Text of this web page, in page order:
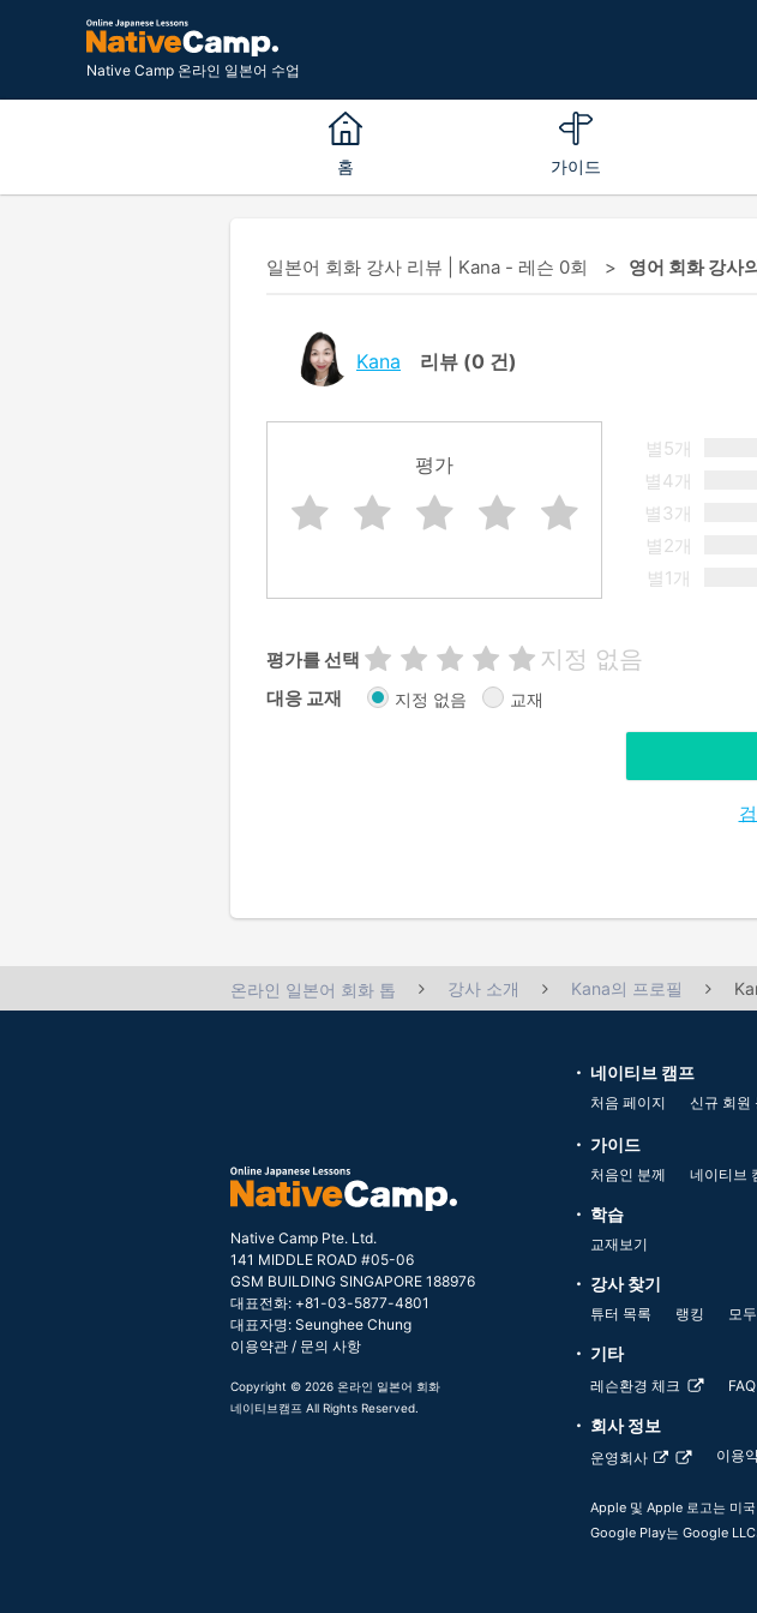
Native Camp 온라인 일본어 수업
홈 가이드
일본어 회화 강사 리뷰 | Kana - 레슨 0회 영어 회화 강사
Kana 리뷰 (0 건)
평가
별5개
별4개
별3개
별2개
별1개
평가를 선택 지정 없음
대응 교재 지정 없음 교재
온라인 일본어 회화 톱 강사 소개 Kana의 프로필
Native Camp Pte. Ltd.
141 MIDDLE ROAD #05-06
GSM BUILDING SINGAPORE 188976
대표전화: +81-03-5877-4801
대표자명: Seunghee Chung
이용약관 / 문의 사항
Copyright © 2026 온라인 일본어 회화
네이티브캠프 All Rights Reserved.
네이티브 캠프
처음 페이지 신규 회원
가이드
처음인 분께 네이티브
학습
교재보기
강사 찾기
튜터 목록 랭킹 모
기타
레슨환경 체크
회사 정보
운영회사 이용
Apple 및 Apple 로고는 미
Google Play는 Google